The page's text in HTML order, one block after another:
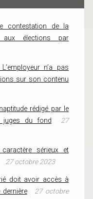
contestation de la
aux élections par
n’a pas
sur son contenu
rédigé par le
juges du fond
27
caractère sérieux et
27 octobre 2023
doit avoir accès à
27 octobre